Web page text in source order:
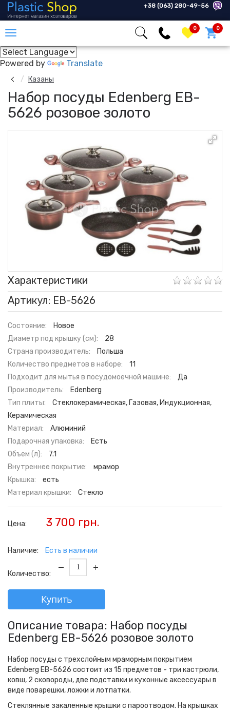
+38 (063) 280-49-56
0 0
Powered by Translate
Казаны
Набор посуды Edenberg EB-
5626 розовое золото
Характеристики
Артикул: EB-5626
Состояние:
Новое
Диаметр под крышку (см):
28
Страна производитель:
Польша
Количество предметов в наборе:
11
Подходит для мытья в посудомоечной машине:
Да
Производитель:
Edenberg
Тип плиты:
Керамическая
Материал:
Алюминий
Подарочная упаковка:
Есть
Объем (л):
7.1
Внутреннее покрытие:
мрамор
Крышка:
есть
Материал крышки:
Стекло
Цена: 3 700 грн.
Наличие: Есть в наличии
Количество:
Купить
Описание товара: Набор посуды
Edenberg EB-5626 розовое золото
Набор посуды с трехслойным мраморным покрытием
Edenberg EB-5626 состоит из 15 предметов - три кастрюли,
ковш, 2 сковороды, две подставки и кухонные аксессуары в
виде поварешки, ложки и лотпатки.
Стеклянные закаленные крышки с пароотводом. На крышках